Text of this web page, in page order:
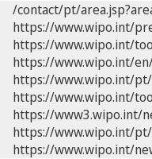
/contact/pt/
https://www.wipo.int/
https://www.wipo.int/
https://www.wipo.int/
https://www.wipo.int/
https://www.wipo.int/
https://www3.wipo.int/
https://www.wipo.int/
https://www.wipo.int/